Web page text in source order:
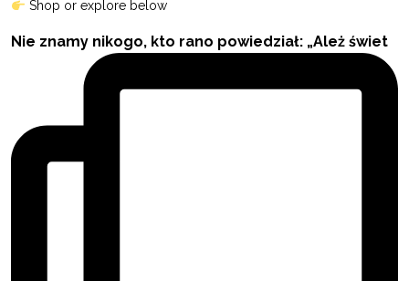
Shop or explore below
Nie znamy nikogo, kto rano powiedział: „Ależ świet